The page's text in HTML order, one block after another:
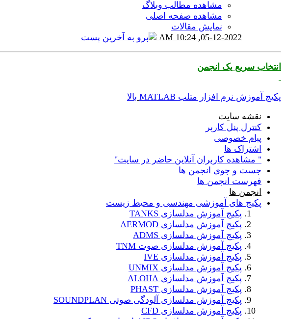
مشاهده مطالب وبلاگ
مشاهده صفحه اصلی
نمایش مقالات
05-12-2022,
10:24 AM
انتخاب سریع یک انجمن
پکیج آموزش نرم افزار متلب MATLAB
بالا
نقشه سایت
کنترل پنل کاربر
پیام خصوصی
اشتراک ها
" مشاهده کاربران آنلاین حاضر در سایت"
جست و جوی انجمن ها
فهرست انجمن ها
انجمن ها
پکیج های آموزشی مهندسی و محیط زیست
پکیج آموزش مدلسازی TANKS
پکیج آموزش مدلسازی AERMOD
پکیج آموزش مدلسازی ADMS
پکیج آموزش مدلسازی صوت TNM
پکیج آموزش مدلسازی IVE
پکیج آموزش مدلسازی UNMIX
پکیج آموزش مدلسازی ALOHA
پکیج آموزش مدلسازی PHAST
پکیج آموزش مدلسازی آلودگی صوتی SOUNDPLAN
پکیج آموزش مدلسازی CFD